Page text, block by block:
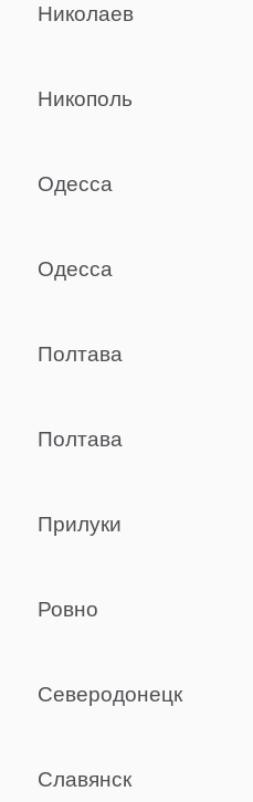
Николаев
Никополь
Одесса
Одесса
Полтава
Полтава
Прилуки
Ровно
Северодонецк
Славянск